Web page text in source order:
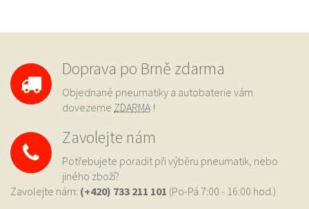
Doprava po Brně zdarma
Objednané pneumatiky a autobaterie vám
dovezeme ZDARMA !
Zavolejte nám
Potřebujete poradit při výběru pneumatik, nebo
jiného zboží?
Zavolejte nám: (+420) 733 211 101 (Po-Pá 7:00 - 16:00 hod.)